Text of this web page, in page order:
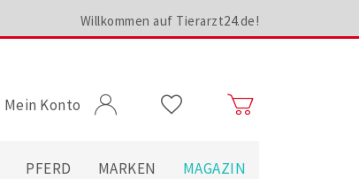
Willkommen auf Tierarzt24.de!
Mein Konto
PFERD MARKEN MAGAZIN